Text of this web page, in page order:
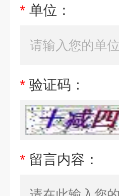
* 单位：
* 验证码：
* 留言内容：